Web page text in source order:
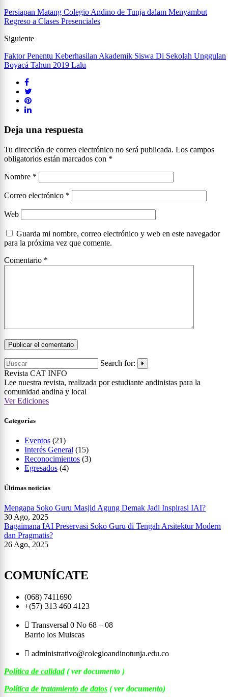
Persiapan Matang Colegio Andino de Tunja dalam Menyambut
Regreso a Clases Presenciales
Siguiente
Faktor Penentu Keberhasilan Akademik Siswa Di Sekolah Unggulan
Boyacá Tahun 2019 Lalu
Deja una respuesta
Tu dirección de correo electrónico no será publicada. Los campos
obligatorios están marcados con *
Nombre *
Correo electrónico *
Web
Guarda mi nombre, correo electrónico y web en este navegador
para la próxima vez que comente.
Comentario *
Search for:
Revista CAT INFO
Lee nuestra revista, realizada por estudiante andinistas para la
comunidad andina y local
Ver Ediciones
Categorías
Eventos (21)
Interés General (15)
Reconocimientos (3)
Egresados (4)
Últimas noticias
Mengapa Soko Guru Masjid Agung Demak Jadi Inspirasi IAI?
30 Ago, 2025
Bagaimana IAI Preservasi Soko Guru di Tengah Arsitektur Modern
dan Pragmatis?
26 Ago, 2025
COMUNÍCATE
(068) 7411690
+(57) 313 460 4123
Transversal 0 No 68 – 08
Barrio los Muiscas
administrativo@colegioandinotunja.edu.co
Política de calidad( ver documento )
Política de tratamiento de datos ( ver documento)